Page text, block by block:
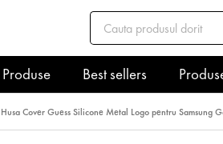
Produse Best sellers
Husa Cover Guess Silicone Metal Logo pentru Samsung